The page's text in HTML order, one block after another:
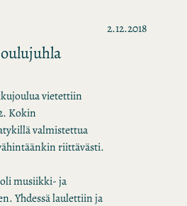
2.12.2018
vietettiin
Kokin
valmistettua
riittävästi.
musiikki- ja
Yhdessä laulettiin ja